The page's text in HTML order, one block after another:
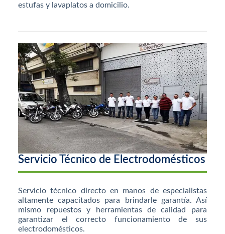
estufas y lavaplatos a domicilio.
Servicio Técnico de Electrodomésticos
Servicio técnico directo en manos de especialistas
altamente capacitados para brindarle garantía. Así
mismo repuestos y herramientas de calidad para
garantizar el correcto funcionamiento de sus
electrodomésticos.